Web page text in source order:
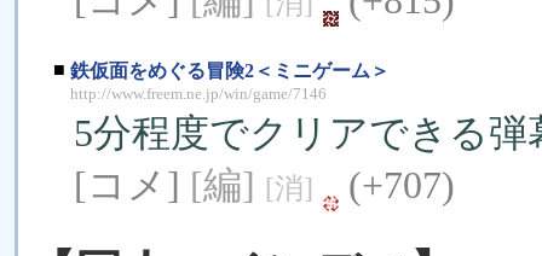
■ 鉄仮面をめぐる冒険2＜ミニゲーム＞
http://www.freem.ne.jp/win/game/7146
5分程度でクリアできる
[コメ] [編] [消] (+707)